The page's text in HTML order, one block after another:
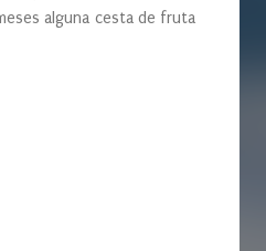
alguna cesta de fruta